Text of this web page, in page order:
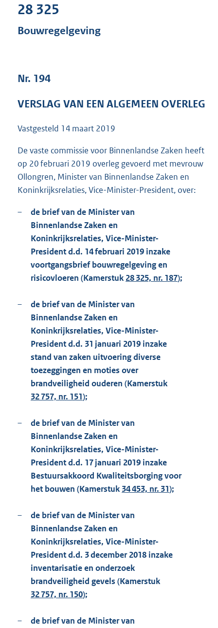
e
K
28 325
Bouwregelgeving
Nr. 194
VERSLAG VAN EEN ALGEMEEN OVERLEG
Vastgesteld 14 maart 2019
De vaste commissie voor Binnenlandse Zaken heeft
op 20 februari 2019 overleg gevoerd met mevrouw
Ollongren, Minister van Binnenlandse Zaken en
Koninkrijksrelaties, Vice-Minister-President, over:
–
de brief van de Minister van
Binnenlandse Zaken en
Koninkrijksrelaties, Vice-Minister-
President d.d. 14 februari 2019 inzake
voortgangsbrief bouwregelgeving en
risicovloeren (Kamerstuk 28 325, nr. 187);
–
de brief van de Minister van
Binnenlandse Zaken en
Koninkrijksrelaties, Vice-Minister-
President d.d. 31 januari 2019 inzake
stand van zaken uitvoering diverse
toezeggingen en moties over
brandveiligheid ouderen (Kamerstuk
32 757, nr. 151);
–
de brief van de Minister van
Binnenlandse Zaken en
Koninkrijksrelaties, Vice-Minister-
President d.d. 17 januari 2019 inzake
Bestuursakkoord Kwaliteitsborging voor
het bouwen (Kamerstuk 34 453, nr. 31);
–
de brief van de Minister van
Binnenlandse Zaken en
Koninkrijksrelaties, Vice-Minister-
President d.d. 3 december 2018 inzake
inventarisatie en onderzoek
brandveiligheid gevels (Kamerstuk
32 757, nr. 150);
–
de brief van de Minister van